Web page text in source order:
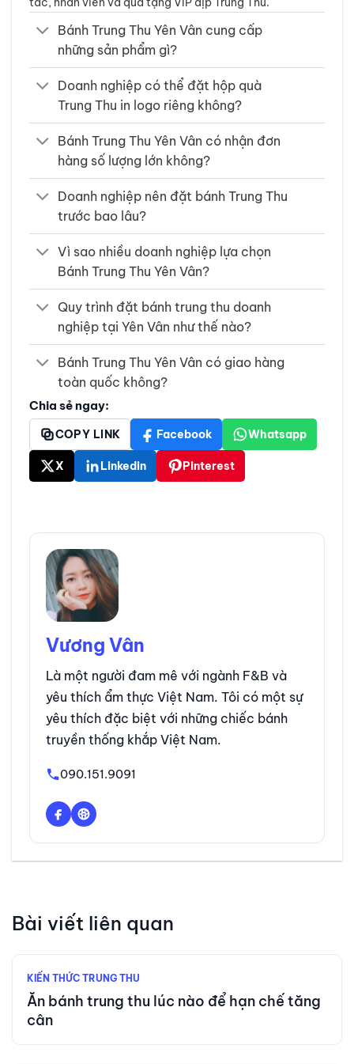
Bánh Trung Thu Yên Vân cung cấp
những sản phẩm gì?
Doanh nghiệp có thể đặt hộp quà
Trung Thu in logo riêng không?
Bánh Trung Thu Yên Vân có nhận đơn
hàng số lượng lớn không?
Doanh nghiệp nên đặt bánh Trung Thu
trước bao lâu?
Vì sao nhiều doanh nghiệp lựa chọn
Bánh Trung Thu Yên Vân?
Quy trình đặt bánh trung thu doanh
nghiệp tại Yên Vân như thế nào?
Bánh Trung Thu Yên Vân có giao hàng
toàn quốc không?
Chia sẻ ngay:
COPY LINK Facebook Whatsapp
X Linkedin Pinterest
Vương Vân
Là một người đam mê với ngành F&B và
yêu thích ẩm thực Việt Nam. Tôi có một sự
yêu thích đặc biệt với những chiếc bánh
truyền thống khắp Việt Nam.
090.151.9091
Bài viết liên quan
KIẾN THỨC TRUNG THU
Ăn bánh trung thu lúc nào để hạn chế tăng
cân